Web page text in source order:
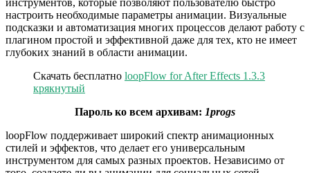
инструментов, которые позволяют пользователю быстро
настроить необходимые параметры анимации. Визуальные
подсказки и автоматизация многих процессов делают работу с
плагином простой и эффективной даже для тех, кто не имеет
глубоких знаний в области анимации.
Скачать бесплатно loopFlow for After Effects 1.3.3
крякнутый
Пароль ко всем архивам: 1progs
loopFlow поддерживает широкий спектр анимационных
стилей и эффектов, что делает его универсальным
инструментом для самых разных проектов. Независимо от